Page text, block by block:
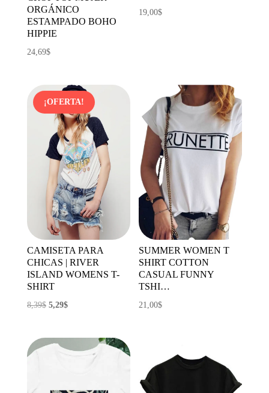
ORGÁNICO
ESTAMPADO BOHO
HIPPIE
24,69$
19,00$
¡OFERTA!
CAMISETA PARA
CHICAS | RIVER
ISLAND WOMENS T-
SHIRT
8,39$ El
5,29$El
es:
SUMMER WOMEN T
SHIRT COTTON
CASUAL FUNNY
TSHI…
21,00$